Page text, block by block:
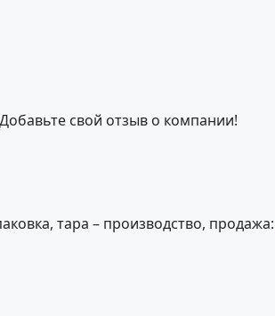
свой отзыв о компании!
тара – производство, продажа: